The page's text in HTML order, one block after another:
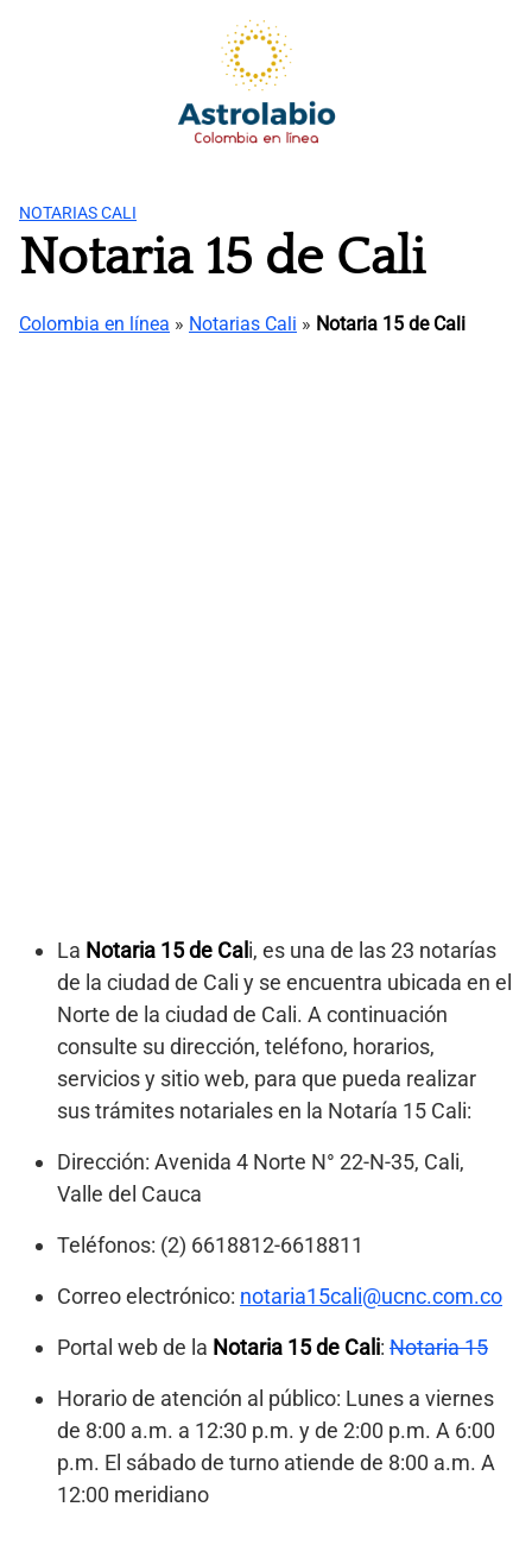
NOTARIAS CALI
Notaria 15 de Cali
Colombia en línea » Notarias Cali » Notaria 15 de Cali
La Notaria 15 de Cali, es una de las 23 notarías
de la ciudad de Cali y se encuentra ubicada en el
Norte de la ciudad de Cali. A continuación
consulte su dirección, teléfono, horarios,
servicios y sitio web, para que pueda realizar
sus trámites notariales en la Notaría 15 Cali:
Dirección: Avenida 4 Norte N° 22-N-35, Cali,
Valle del Cauca
Teléfonos: (2) 6618812-6618811
Correo electrónico: notaria15cali@ucnc.com.co
Portal web de la Notaria 15 de Cali: Notaria 15
Horario de atención al público: Lunes a viernes
de 8:00 a.m. a 12:30 p.m. y de 2:00 p.m. A 6:00
p.m. El sábado de turno atiende de 8:00 a.m. A
12:00 meridiano